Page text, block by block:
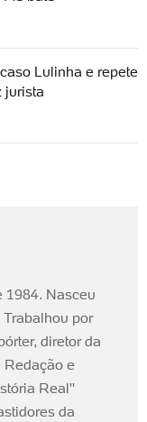
Lulinha e repete
jurista
1984. Nasceu
por
diretor da
Redação e
Real''
da